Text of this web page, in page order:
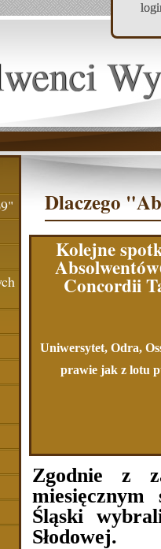
Dlaczego
Kolejne
Concordii
Uniwersytet, Odra,
prawie jak z lotu
Zgodnie z
Śląski
Słodowej.